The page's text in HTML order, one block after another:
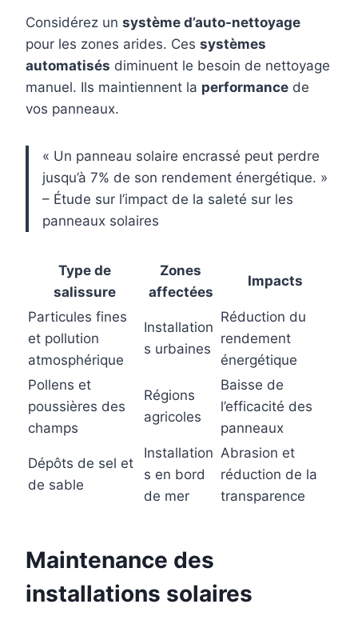
Considérez un système d’auto-nettoyage
pour les zones arides. Ces systèmes
automatisés diminuent le besoin de nettoyage
manuel. Ils maintiennent la performance de
vos panneaux.
« Un panneau solaire encrassé peut perdre
jusqu’à 7% de son rendement énergétique. »
– Étude sur l’impact de la saleté sur les
panneaux solaires
Type de
salissure
Zones
affectées
Impacts
Particules fines
et pollution
atmosphérique
Installation
s urbaines
Réduction du
rendement
énergétique
Pollens et
poussières des
champs
Régions
agricoles
Baisse de
l’efficacité des
panneaux
Dépôts de sel et
de sable
Installation
s en bord
de mer
Abrasion et
réduction de la
transparence
Maintenance des
installations solaires